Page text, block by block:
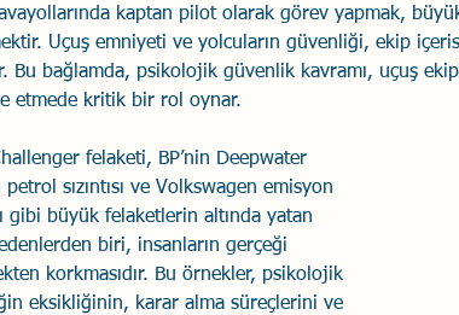
Koçluğu Uçak Kazaları Sosyal Zekâ
Sun Tzu Savaş Sanatı
Havacılık Eğitimler
kaptan pilot olarak görev yapmak,
Uçuş emniyeti ve yolcuların güvenliği, ekip
Bu bağlamda, psikolojik güvenlik kavramı, uçuş
etmede kritik bir rol oynar.
felaketi, BP’nin Deepwater
sızıntısı ve Volkswagen emisyon
gibi büyük felaketlerin altında yatan
biri, insanların gerçeği
korkmasıdır. Bu örnekler, psikolojik
eksikliğinin, karar alma süreçlerini ve